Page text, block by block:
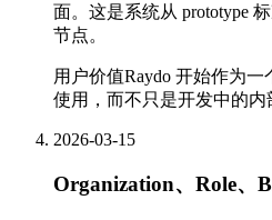
面。这是系统从 prototype
节点。
用户价值Raydo 开始作为
使用，而不只是开发中的内
2026-03-15
Organization、Role、